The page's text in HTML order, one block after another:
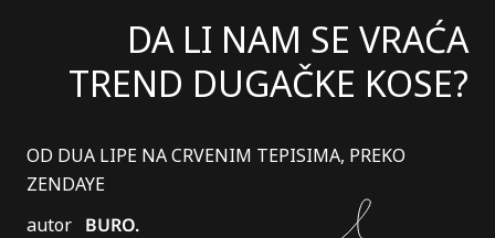
DA LI NAM SE VRAĆA
TREND DUGAČKE KOSE?
OD DUA LIPE NA CRVENIM TEPISIMA, PREKO
ZENDAYE
autor BURO.